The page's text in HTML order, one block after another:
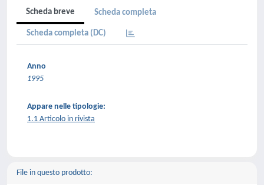
Scheda breve Scheda completa
Scheda completa (DC)
Anno
1995
Appare nelle tipologie:
1.1 Articolo in rivista
File in questo prodotto: